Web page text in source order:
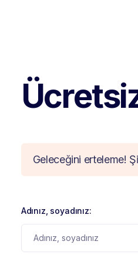
Geleceğini erteleme!
Adınız, soyadınız: